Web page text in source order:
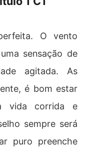
O vento
sensação de
agitada. As
é bom estar
vida corrida e
sempre será
puro preenche